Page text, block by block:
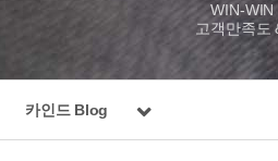
WIN-WIN
고객만족도
카인드 Blog